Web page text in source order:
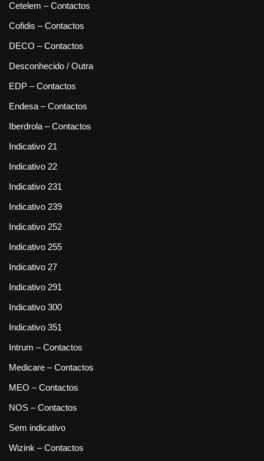
Cetelem – Contactos
Cofidis – Contactos
DECO – Contactos
Desconhecido / Outra
EDP – Contactos
Endesa – Contactos
Iberdrola – Contactos
Indicativo 21
Indicativo 22
Indicativo 231
Indicativo 239
Indicativo 252
Indicativo 255
Indicativo 27
Indicativo 291
Indicativo 300
Indicativo 351
Intrum – Contactos
Medicare – Contactos
MEO – Contactos
NOS – Contactos
Sem indicativo
Wizink – Contactos